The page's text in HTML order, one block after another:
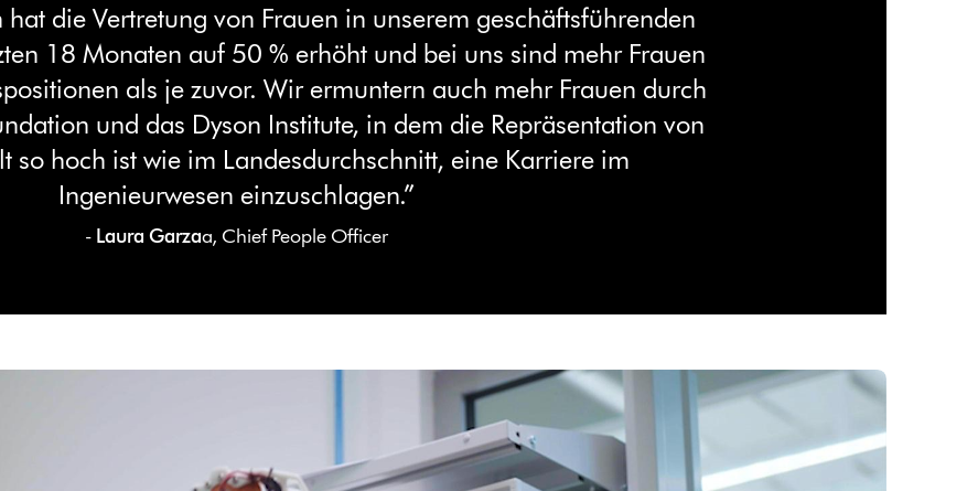
hat die Vertretung von Frauen in unserem geschäftsführenden
18 Monaten auf 50 % erhöht und bei uns sind mehr Frauen
als je zuvor. Wir ermuntern auch mehr Frauen durch
und das Dyson Institute, in dem die Repräsentation von
so hoch ist wie im Landesdurchschnitt, eine Karriere im
Ingenieurwesen einzuschlagen.”
- Laura Garzaa, Chief People Officer